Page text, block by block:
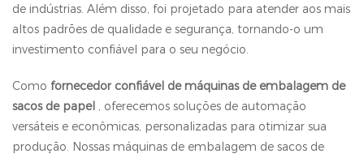
de indústrias. Além disso, foi projetado para atender aos mais
altos padrões de qualidade e segurança, tornando-o um
investimento confiável para o seu negócio.
Como fornecedor confiável de máquinas de embalagem de
sacos de papel , oferecemos soluções de automação
versáteis e econômicas, personalizadas para otimizar sua
produção. Nossas máquinas de embalagem de sacos de